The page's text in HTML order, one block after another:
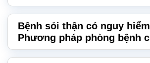
Bệnh sỏi thận có nguy
Phương pháp phòng bệnh